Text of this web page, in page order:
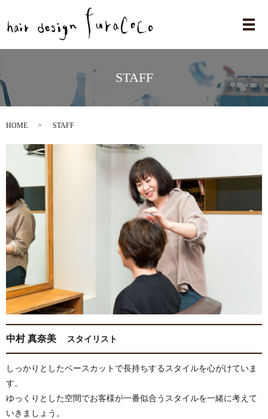
メ
STAFF
HOME STAFF
中村 真奈美 スタイリスト
しっかりとしたベースカットで長持ちするスタイルを心がけていま
す。
ゆっくりとした空間でお客様が一番似合うスタイルを一緒に考えて
いきましょう。